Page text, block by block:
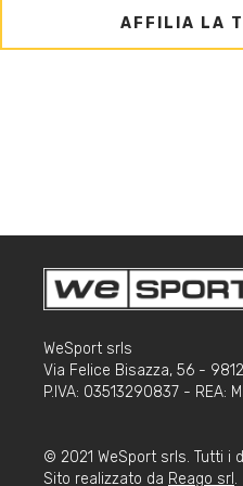
AFFILIA LA
WeSport srls
Via Felice Bisazza, 56 -
P.IVA: 03513290837 - REA:
© 2021 WeSport srls. Tutti i
Sito realizzato da Reago srl .